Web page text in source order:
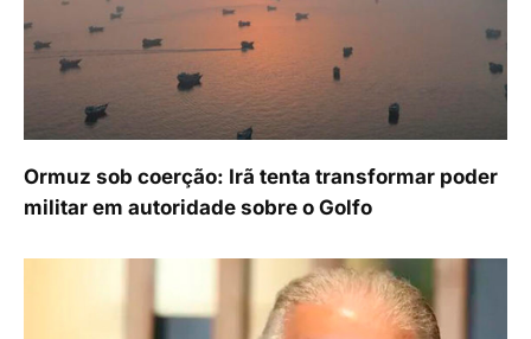
Ormuz sob coerção: Irã tenta transformar poder
militar em autoridade sobre o Golfo